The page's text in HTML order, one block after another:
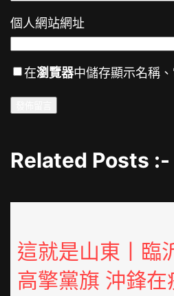
個人網站網址
在瀏覽器中儲存顯示名稱
Related Posts :-
這就是山東丨臨
高擎黨旗 沖鋒